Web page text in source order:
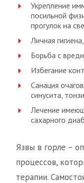
Укрепление
посильной
прогулок на
Личная гигиена,
Борьба с
Избегание
Санация
синусита,
Лечение
сахарного
Язвы в горле –
процессов,
терапии.